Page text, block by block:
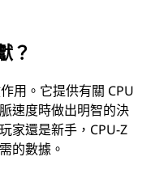
？
用。它提供有關 CPU
速度時做出明智的決
家還是新手，CPU-Z
的數據。